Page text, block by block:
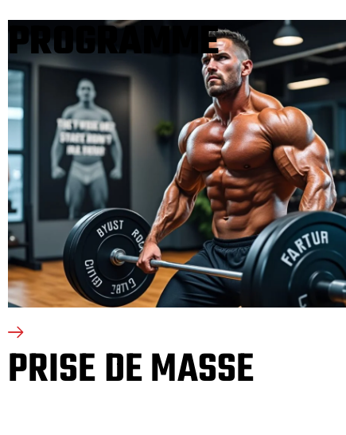
PROGRAMME
PRISE DE MASSE